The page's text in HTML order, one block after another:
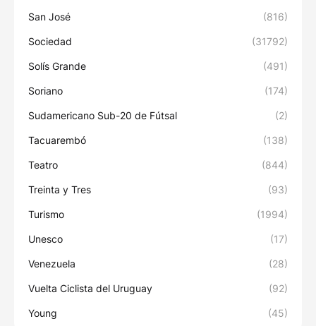
San José (816)
Sociedad (31792)
Solís Grande (491)
Soriano (174)
Sudamericano Sub-20 de Fútsal (2)
Tacuarembó (138)
Teatro (844)
Treinta y Tres (93)
Turismo (1994)
Unesco (17)
Venezuela (28)
Vuelta Ciclista del Uruguay (92)
Young (45)